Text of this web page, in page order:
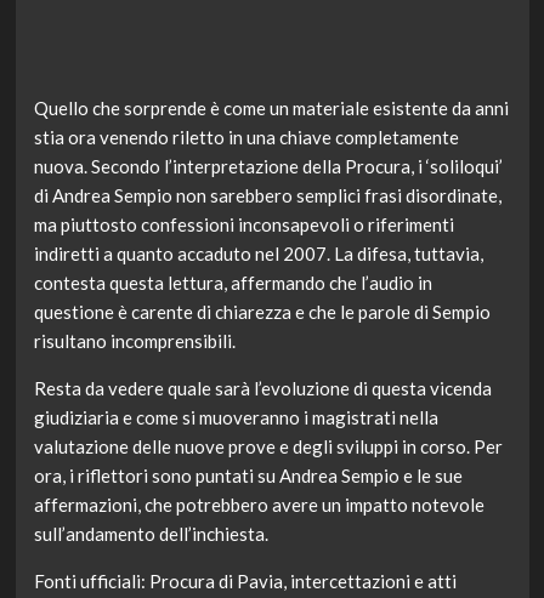
Quello che sorprende è come un materiale esistente da anni
stia ora venendo riletto in una chiave completamente
nuova. Secondo l’interpretazione della Procura, i ‘soliloqui’
di Andrea Sempio non sarebbero semplici frasi disordinate,
ma piuttosto confessioni inconsapevoli o riferimenti
indiretti a quanto accaduto nel 2007. La difesa, tuttavia,
contesta questa lettura, affermando che l’audio in
questione è carente di chiarezza e che le parole di Sempio
risultano incomprensibili.
Resta da vedere quale sarà l’evoluzione di questa vicenda
giudiziaria e come si muoveranno i magistrati nella
valutazione delle nuove prove e degli sviluppi in corso. Per
ora, i riflettori sono puntati su Andrea Sempio e le sue
affermazioni, che potrebbero avere un impatto notevole
sull’andamento dell’inchiesta.
Fonti ufficiali: Procura di Pavia, intercettazioni e atti